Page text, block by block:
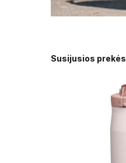
Susijusios prekės